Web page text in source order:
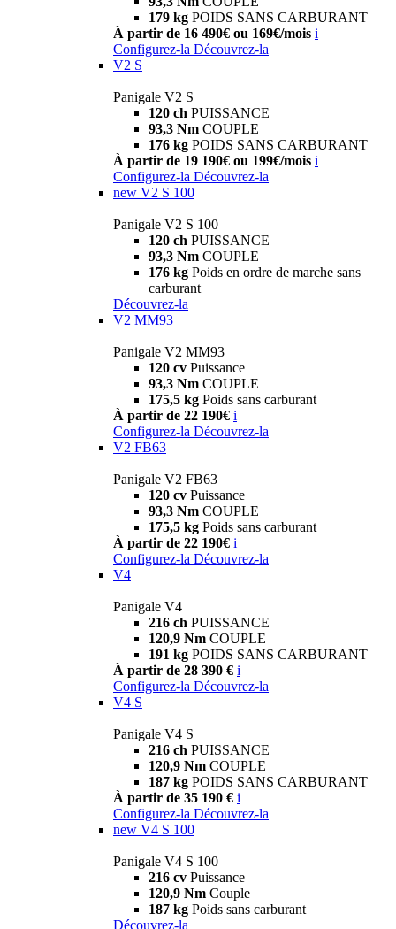
179 kg POIDS SANS CARBURANT
À partir de 16 490€ ou 169€/mois i
Configurez-la Découvrez-la
V2 S
Panigale V2 S
120 ch PUISSANCE
93,3 Nm COUPLE
176 kg POIDS SANS CARBURANT
À partir de 19 190€ ou 199€/mois i
Configurez-la Découvrez-la
new V2 S 100
Panigale V2 S 100
120 ch PUISSANCE
93,3 Nm COUPLE
176 kg Poids en ordre de marche sans
carburant
Découvrez-la
V2 MM93
Panigale V2 MM93
120 cv Puissance
93,3 Nm COUPLE
175,5 kg Poids sans carburant
À partir de 22 190€ i
Configurez-la Découvrez-la
V2 FB63
Panigale V2 FB63
120 cv Puissance
93,3 Nm COUPLE
175,5 kg Poids sans carburant
À partir de 22 190€ i
Configurez-la Découvrez-la
V4
Panigale V4
216 ch PUISSANCE
120,9 Nm COUPLE
191 kg POIDS SANS CARBURANT
À partir de 28 390 € i
Configurez-la Découvrez-la
V4 S
Panigale V4 S
216 ch PUISSANCE
120,9 Nm COUPLE
187 kg POIDS SANS CARBURANT
À partir de 35 190 € i
Configurez-la Découvrez-la
new V4 S 100
Panigale V4 S 100
216 cv Puissance
120,9 Nm Couple
187 kg Poids sans carburant
Découvrez-la